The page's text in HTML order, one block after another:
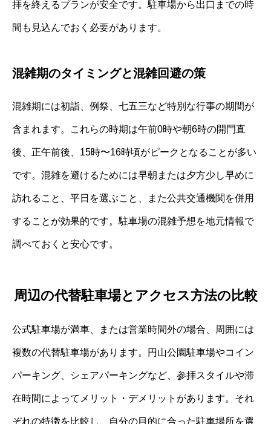
拝を終えるプランが安全です。駐車場から出口までの時
間も見込んでおく必要があります。
混雑期のタイミングと混雑回避の策
混雑期には初詣、例祭、七五三など特別な行事の期間が
含まれます。これらの時期は午前0時や朝6時の開門直
後、正午前後、15時〜16時頃がピークとなることが多い
です。混雑を避けるためには早朝または夕方少し早めに
訪れること、平日を選ぶこと、また公共交通機関を併用
することが効果的です。駐車場の混雑予想を地元情報で
調べておくと安心です。
周辺の代替駐車場とアクセス方法の比較
公式駐車場が満車、または営業時間外の場合、周囲には
複数の代替駐車場があります。円山公園駐車場やコイン
パーキング、シェアパーキングなど、参拝スタイルや滞
在時間によってメリット・デメリットがあります。それ
ぞれの特徴を比較し、自分の目的に合った駐車場所を選